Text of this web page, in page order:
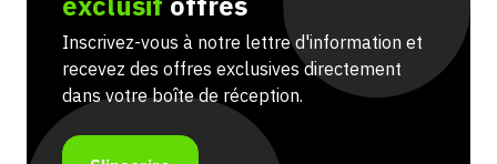
Inscrivez-vous à notre lettre d'information et
recevez des offres exclusives directement
dans votre boîte de réception.